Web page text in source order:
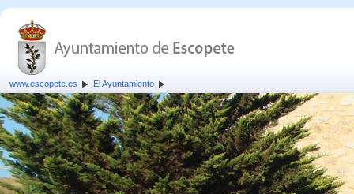
www.escopete.es El Ayuntamiento